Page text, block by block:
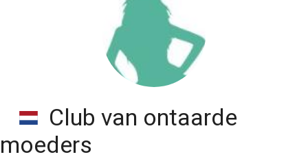
Club van ontaarde
moeders